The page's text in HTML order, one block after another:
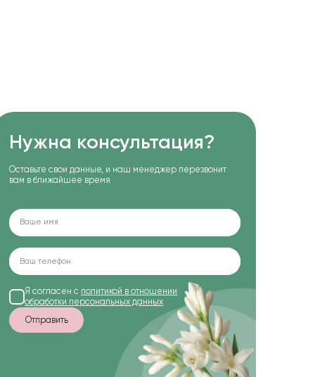
Нужна консультация?
Оставьте свои данные, и наш менеджер перезвонит
вам в ближайшее время
Я согласен с политикой в отношении
обработки персональных данных
Отправить